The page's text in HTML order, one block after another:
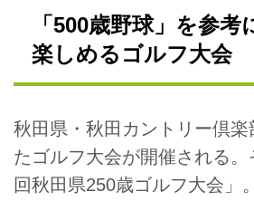
「500歳野球」を参考
楽しめるゴルフ大会
秋田県・秋田カントリー倶楽
たゴルフ大会が開催される
回秋田県250歳ゴルフ大会」